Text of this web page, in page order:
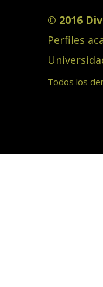
© 2016
Perfiles
Todos los